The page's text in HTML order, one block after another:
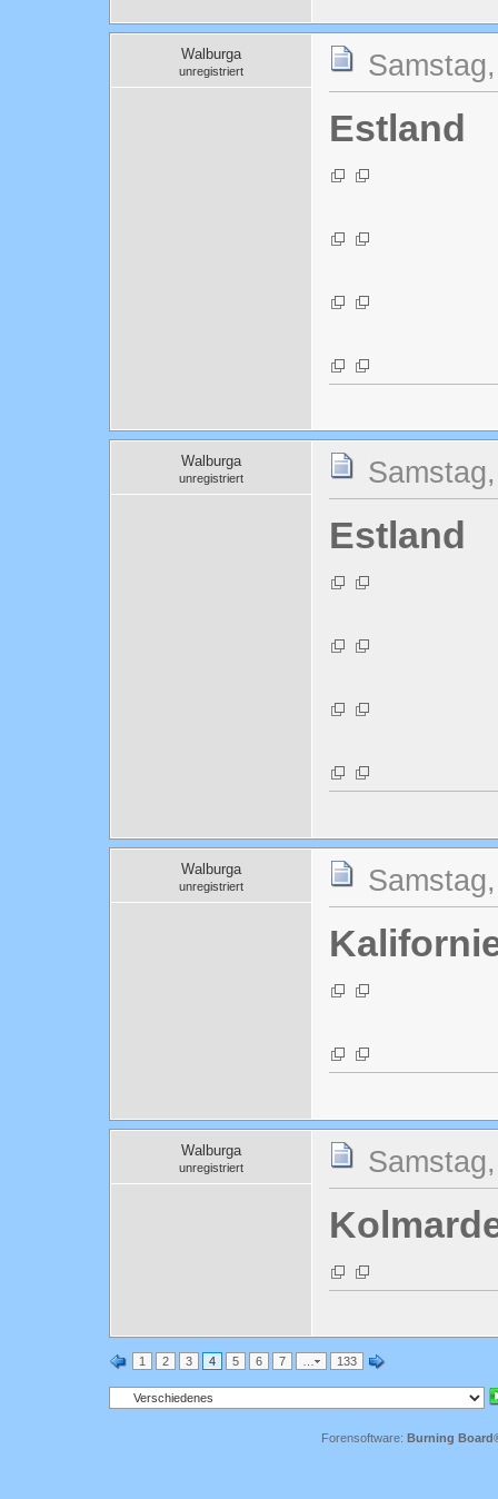
Walburga
unregistriert
Estland
Walburga
unregistriert
Estland
Walburga
unregistriert
Walburga
unregistriert
1 2 3 4 5 6 7 133
Forensoftware: Burning